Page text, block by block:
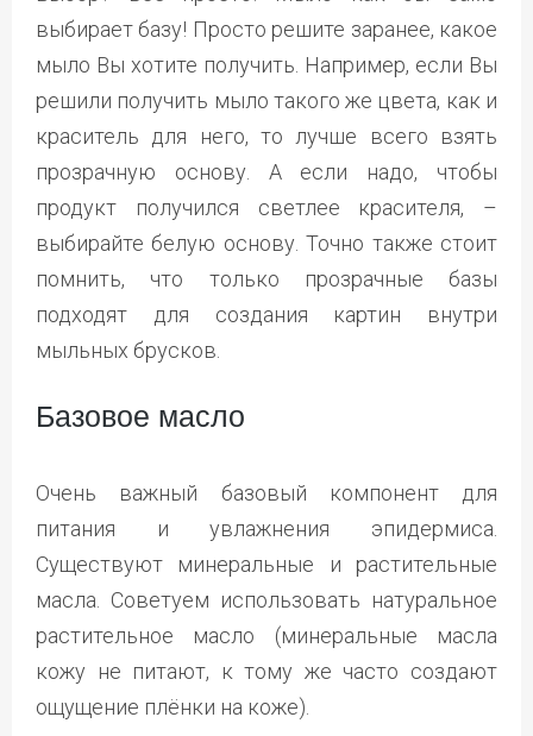
выбирает базу! Просто решите заранее, какое
мыло Вы хотите получить. Например, если Вы
решили получить мыло такого же цвета, как и
краситель для него, то лучше всего взять
прозрачную основу. А если надо, чтобы
продукт получился светлее красителя, –
выбирайте белую основу. Точно также стоит
помнить, что только прозрачные базы
подходят для создания картин внутри
мыльных брусков.
Базовое масло
Очень важный базовый компонент для
питания и увлажнения эпидермиса.
Существуют минеральные и растительные
масла. Советуем использовать натуральное
растительное масло (минеральные масла
кожу не питают, к тому же часто создают
ощущение плёнки на коже).